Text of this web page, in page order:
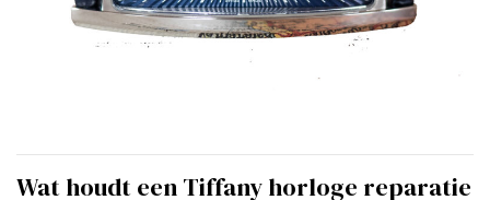
Wat houdt een Tiffany horloge reparatie